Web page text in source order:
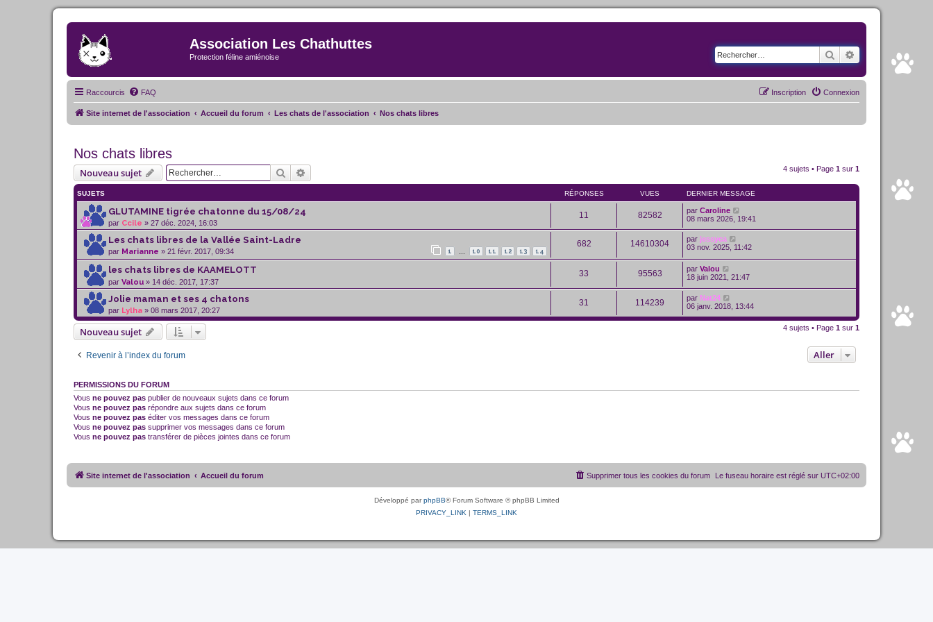
Association Les Chathuttes
Protection féline amiénoise RechercherRecherche
Raccourcis FAQ Connexion
Inscription
Site internet de l'association Accueil du forum Les chats de l'association Nos chats libres
Nos chats libres
Nouveau sujet Rechercher 4 sujets • Page 1 sur 1
SUJETS RÉPONSES VUES DERNIER MESSAGE
GLUTAMINE tigrée chatonne du 15/08/24
par Ccile » 27 déc. 2024, 16:03
11 82582 par Caroline
08 mars 2026, 19:41
Les chats libres de la Vallée Saint-Ladre
par Marianne » 21 févr. 2017, 09:34 1 10 11 12 13 14
682 14610304 par jessyca
03 nov. 2025, 11:42
les chats libres de KAAMELOTT
par Valou » 14 déc. 2017, 17:37
33 95563 par Valou
18 juin 2021, 21:47
Jolie maman et ses 4 chatons
par Lylha » 08 mars 2017, 20:27
31 114239 par Nat24
06 janv. 2018, 13:44
Nouveau sujet 4 sujets • Page 1 sur 1
Revenir à l’index du forum Aller
PERMISSIONS DU FORUM
Vous ne pouvez pas publier de nouveaux sujets dans ce forum
Vous ne pouvez pas répondre aux sujets dans ce forum
Vous ne pouvez pas éditer vos messages dans ce forum
Vous ne pouvez pas supprimer vos messages dans ce forum
Vous ne pouvez pas transférer de pièces jointes dans ce forum
Site internet de l'association Accueil du forum Le fuseau horaire est réglé sur UTC+02:00
Supprimer tous les cookies du forum
Développé parphpBB® Forum Software © phpBB Limited
PRIVACY_LINK | TERMS_LINK